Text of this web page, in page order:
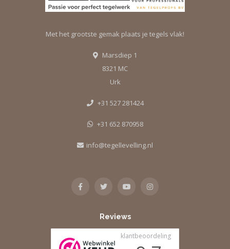
Met het grootste gemak plaats je tegels vlak!
Marsdiep 1
8321 MC
Urk
+31 527 281424
+31 652 870958
info@tegellevelling.nl
Reviews